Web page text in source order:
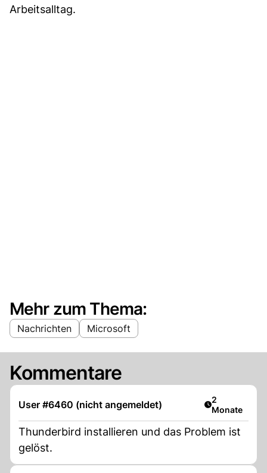
Arbeitsalltag.
Mehr zum Thema:
Nachrichten Microsoft
Kommentare
User #6460 (nicht angemeldet) Artikel
2
Monate
Thunderbird installieren und das Problem ist
gelöst.